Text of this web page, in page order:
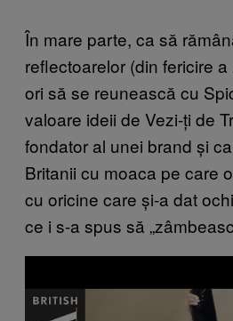
În mare parte, ca să
reflectoarelor (din fericire
ori să se reunească cu
valoare ideii de Vezi-ți de
fondator al unei brand și
Britanii cu moaca pe care
cu oricine care și-a dat
ce i s-a spus să
a